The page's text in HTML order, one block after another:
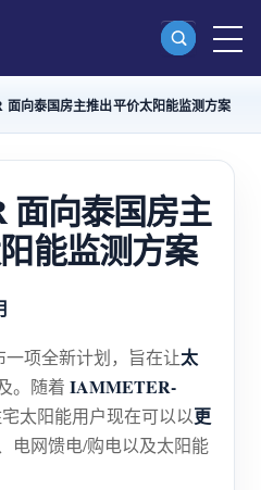
(WEM3080)
(WEM2067)
(WEM3080T)
Pro
向泰国房主推出平价太阳能监测方案
向泰国房主
能监测方案
项全新计划，旨在让太
。随着 IAMMETER-
太阳能用户现在可以以更
电网馈电/购电以及太阳能